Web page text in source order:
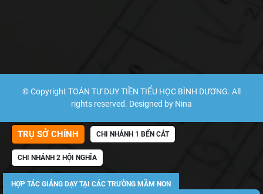
© Copyright TOÁN TƯ DUY TIỀN TIỂU HỌC BÌNH DƯƠNG. All
rights reserved. Designed by Nina
TRỤ SỞ CHÍNH CHI NHÁNH 1 BẾN CÁT
CHI NHÁNH 2 HỘI NGHĨA
HỢP TÁC GIẢNG DẠY TẠI CÁC TRƯỜNG MẦM NON